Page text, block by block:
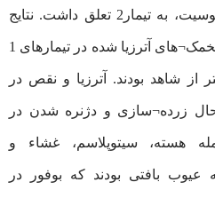
نوتروفیل و کمترین میزان لنفوسیت، به تیمار2 تعلق داشت. نتایج
بافت¬شناسی نشان داد تعداد تخمک¬های آترزیا شده در تیمارهای 1
از شاهد بودند. آترزیا و نقص در
زرده¬سازی و دژنره شدن در
هسته، سیتوپلاسم، غشاء و
عیوب بافتی بودند که بوفور در